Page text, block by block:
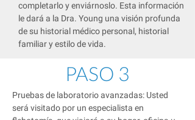
completarlo y enviárnoslo. Esta información
le dará a la Dra. Young una visión profunda
de su historial médico personal, historial
familiar y estilo de vida.
PASO 3
Pruebas de laboratorio avanzadas: Usted
será visitado por un especialista en